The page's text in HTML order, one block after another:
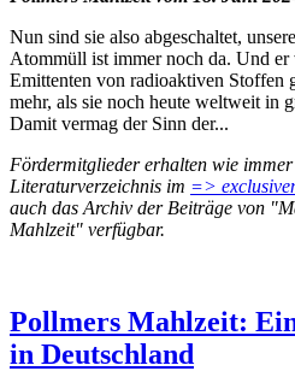
Nun sind sie also abgeschaltet,
Atommüll ist immer noch da. Und
Emittenten von radioaktiven Stoffen
mehr, als sie noch heute weltweit in
Damit vermag der Sinn der...
Fördermitglieder erhalten wie
Literaturverzeichnis im =>
auch das Archiv der Beiträge von
Mahlzeit" verfügbar.
Pollmers Mahlzeit:
in Deutschland